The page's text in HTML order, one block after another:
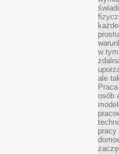
w
ale
osób
pracy